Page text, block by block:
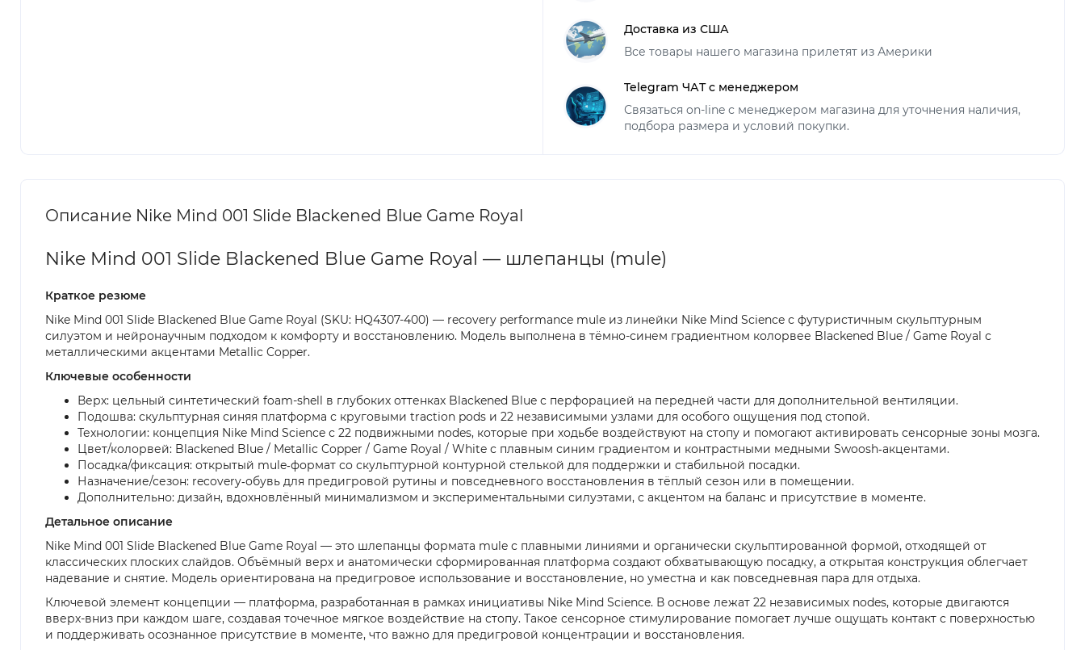
Доставка из США
Все товары нашего магазина прилетят из Америки
Telegram ЧАТ с менеджером
Связаться on-line с менеджером магазина для уточнения наличия,
подбора размера и условий покупки.
Описание Nike Mind 001 Slide Blackened Blue Game Royal
Nike Mind 001 Slide Blackened Blue Game Royal — шлепанцы (mule)
Краткое резюме
Nike Mind 001 Slide Blackened Blue Game Royal (SKU: HQ4307-400) — recovery performance mule из линейки Nike Mind Science с футуристичным скульптурным
силуэтом и нейронаучным подходом к комфорту и восстановлению. Модель выполнена в тёмно-синем градиентном колорвее Blackened Blue / Game Royal с
металлическими акцентами Metallic Copper.
Ключевые особенности
Верх: цельный синтетический foam-shell в глубоких оттенках Blackened Blue с перфорацией на передней части для дополнительной вентиляции.
Подошва: скульптурная синяя платформа с круговыми traction pods и 22 независимыми узлами для особого ощущения под стопой.
Технологии: концепция Nike Mind Science с 22 подвижными nodes, которые при ходьбе воздействуют на стопу и помогают активировать сенсорные зоны мозга.
Цвет/колорвей: Blackened Blue / Metallic Copper / Game Royal / White с плавным синим градиентом и контрастными медными Swoosh‑акцентами.
Посадка/фиксация: открытый mule‑формат со скульптурной контурной стелькой для поддержки и стабильной посадки.
Назначение/сезон: recovery‑обувь для предигровой рутины и повседневного восстановления в тёплый сезон или в помещении.
Дополнительно: дизайн, вдохновлённый минимализмом и экспериментальными силуэтами, с акцентом на баланс и присутствие в моменте.
Детальное описание
Nike Mind 001 Slide Blackened Blue Game Royal — это шлепанцы формата mule с плавными линиями и органически скульптированной формой, отходящей от
классических плоских слайдов. Объёмный верх и анатомически сформированная платформа создают обхватывающую посадку, а открытая конструкция облегчает
надевание и снятие. Модель ориентирована на предигровое использование и восстановление, но уместна и как повседневная пара для отдыха.
Ключевой элемент концепции — платформа, разработанная в рамках инициативы Nike Mind Science. В основе лежат 22 независимых nodes, которые двигаются
вверх-вниз при каждом шаге, создавая точечное мягкое воздействие на стопу. Такое сенсорное стимулирование помогает лучше ощущать контакт с поверхностью
и поддерживать осознанное присутствие в моменте, что важно для предигровой концентрации и восстановления.